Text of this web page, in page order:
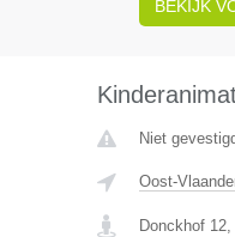
BEKIJK
Niet
Oost-
Donckhof 12,